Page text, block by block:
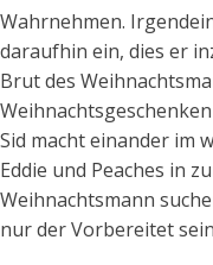
Wahrnehmen.
daraufhin ein, dies er
Brut des
Sid macht einander im
Eddie und Peaches in
Weihnachtsmann
nur der Vorbereitet